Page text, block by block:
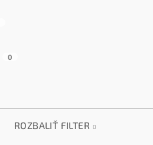
0
ROZBALIŤ FILTER